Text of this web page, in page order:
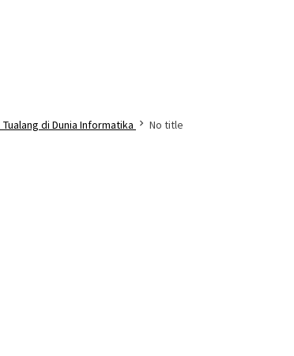
di Dunia Informatika No title